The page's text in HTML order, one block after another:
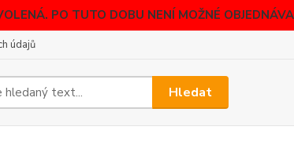
PO TUTO DOBU NENÍ MOŽNÉ
údajů
Hledat